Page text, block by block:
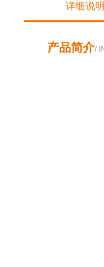
详细说明
产品简介/